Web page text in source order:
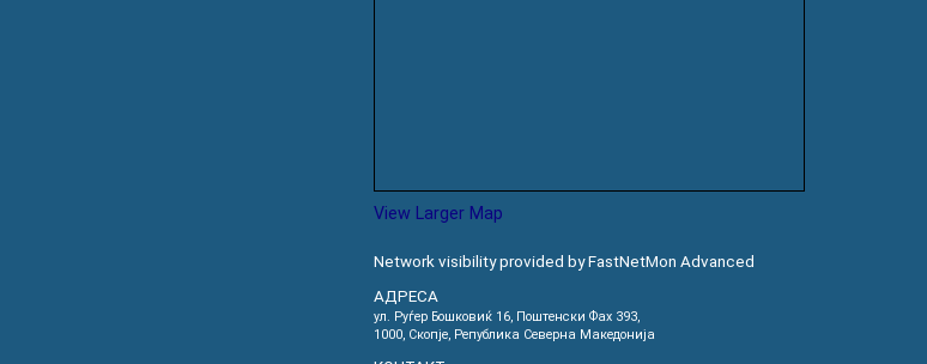
View Larger Map
Network visibility provided by FastNetMon Advanced
АДРЕСА
ул. Руѓер Бошковиќ 16, Пoштенски Фах 393,
1000, Скопје, Република Северна Македонија